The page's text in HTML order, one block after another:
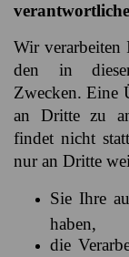
Wir verarbeiten
den in dieser
Zwecken. Eine
an Dritte zu
findet nicht
nur an Dritte
Sie Ihre
haben,
die